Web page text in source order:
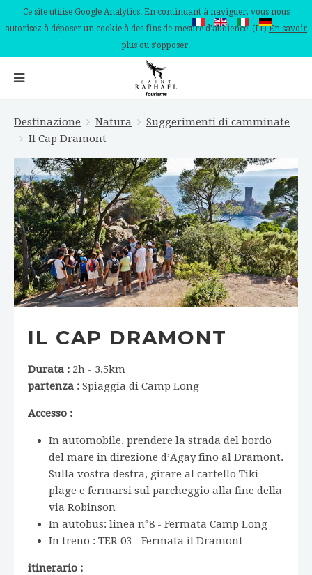
Ce site utilise Google Analytics. En continuant à naviguer, vous nous
autorisez à déposer un cookie à des fins de mesure d'audience. (IT)En savoir
plus ou s'opposer.
Destinazione Natura
Suggerimenti di camminate
Il Cap Dramont
IL CAP DRAMONT
Durata : 2h - 3,5km
partenza : Spiaggia di Camp Long
Accesso :
In automobile, prendere la strada del bordo
del mare in direzione d’Agay fino al Dramont.
Sulla vostra destra, girare al cartello Tiki
plage e fermarsi sul parcheggio alla fine della
via Robinson
In autobus: linea n°8 - Fermata Camp Long
In treno : TER 03 - Fermata il Dramont
itinerario :